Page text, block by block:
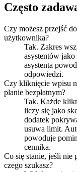
Często
Czy możesz przejść
użytkownika?
Tak. Zakres
asystentów
asystenta
odpowiedzi.
Czy kliknięcie wpisu
planie bezpłatnym?
Tak. Każde
liczy się jako
dodatek
usuwa limit.
powoduje
cennika.
Co się stanie, jeśli nie
czego szukasz?